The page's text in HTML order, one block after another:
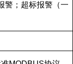
警；超标报警（一